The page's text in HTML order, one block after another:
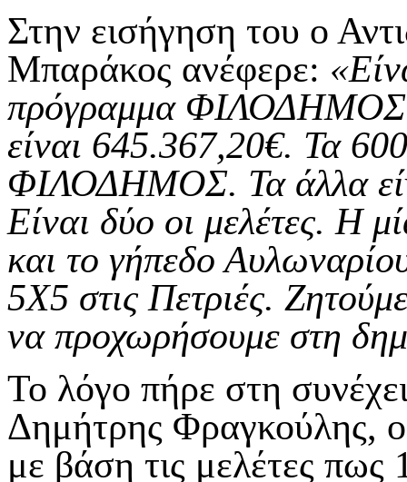
Στην εισήγηση του ο
Μπαράκος ανέφερε:
πρόγραμμα ΦΙΛΟΔΗΜΟΣ.
είναι 645.367,20€. Τα
ΦΙΛΟΔΗΜΟΣ. Τα άλλα
Είναι δύο οι μελέτες. Η
και το γήπεδο
5Χ5 στις Πετριές.
να προχωρήσουμε στη
Το λόγο πήρε στη
Δημήτρης Φραγκούλης, ο
με βάση τις μελέτες πως